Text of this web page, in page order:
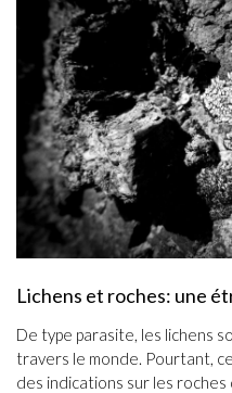
Lichens et roches: une
De type parasite, les lichens
travers le monde. Pourtant,
des indications sur les